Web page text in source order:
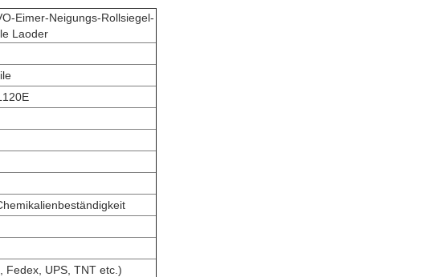
Eimer-Neigungs-Rollsiegel-
Laoder
Fedex, UPS, TNT etc.)